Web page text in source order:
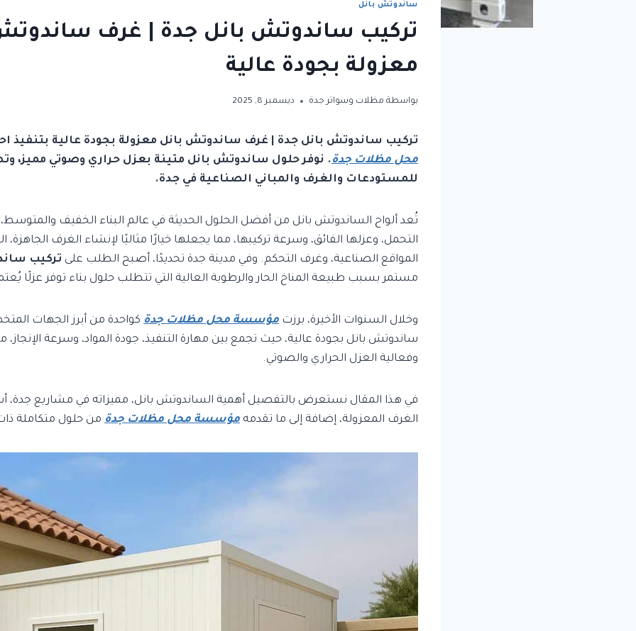
ساندوتش بانل
تركيب ساندوتش بانل جدة | غرف
معزولة بجودة عالية
بواسطة مظلات وسواتر جدة ديسمبر 8, 2025
تركيب ساندوتش بانل جدة | غرف ساندوتش بانل معزولة بجودة عالية بتنفيذ
محل مظلات جدة. نوفر حلول ساندوتش بانل متينة بعزل حراري وصوتي مميز،
للمستودعات والغرف والمباني الصناعية في جدة.
تُعد ألواح الساندوتش بانل من أفضل الحلول الحديثة في عالم البناء الخفيف
التحمل، وعزلها الفائق، وسرعة تركيبها، مما يجعلها خيارًا مثاليًا لإنشاء الغرف الجاهزة،
المواقع الصناعية، وغرف التحكم. وفي مدينة جدة تحديدًا، أصبح الطلب على تركيب
مستمر بسبب طبيعة المناخ الحار والرطوبة العالية التي تتطلب حلول بناء توفر عزلًا
وخلال السنوات الأخيرة، برزت مؤسسة محل مظلات جدة كواحدة من أبرز الجهات
ساندوتش بانل بجودة عالية، حيث تجمع بين مهارة التنفيذ، جودة المواد، وسرعة الإنجاز،
وفعالية العزل الحراري والصوتي.
في هذا المقال نستعرض بالتفصيل أهمية الساندوتش بانل، مميزاته في مشاريع جدة،
الغرف المعزولة، إضافة إلى ما تقدمه مؤسسة محل مظلات جدة من حلول متكاملة